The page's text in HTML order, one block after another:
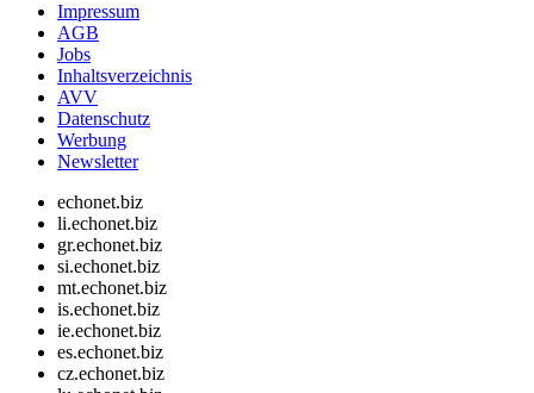
Impressum
AGB
Jobs
Inhaltsverzeichnis
AVV
Datenschutz
Werbung
Newsletter
echonet.biz
li.echonet.biz
gr.echonet.biz
si.echonet.biz
mt.echonet.biz
is.echonet.biz
ie.echonet.biz
es.echonet.biz
cz.echonet.biz